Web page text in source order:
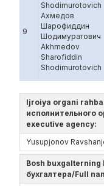
9
Shodimurotovich
Ахмедов
Шарофиддин
Шодимуратович
Akhmedov
Sharofiddin
Shodimurotovich
Ijroiya organi
исполнительного
executive agency:
Yusupjonov
Bosh buxgalterning
бухгалтера/Full